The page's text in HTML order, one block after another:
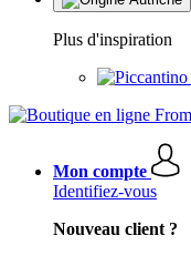
Plus d'inspiration
Mon compte
Identifiez-vous
Nouveau client ?